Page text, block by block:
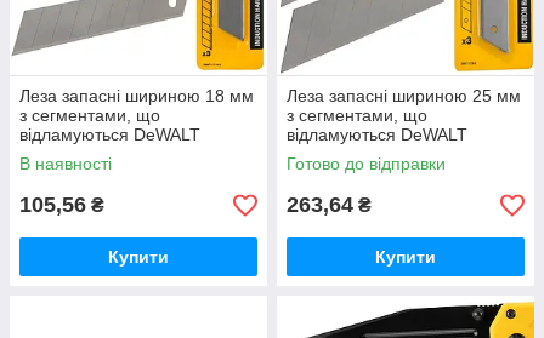
Леза запасні шириною 18 мм
з сегментами, що
відламуються DeWALT
DWHT11719-0 (3 шт., 18х0.55
мм)
В наявності
105,56 ₴
Купити
Леза запасні шириною 25 мм
з сегментами, що
відламуються DeWALT
DWHT11726-0 (3 шт.,
25х0.55мм)
Готово до відправки
263,64 ₴
Купити